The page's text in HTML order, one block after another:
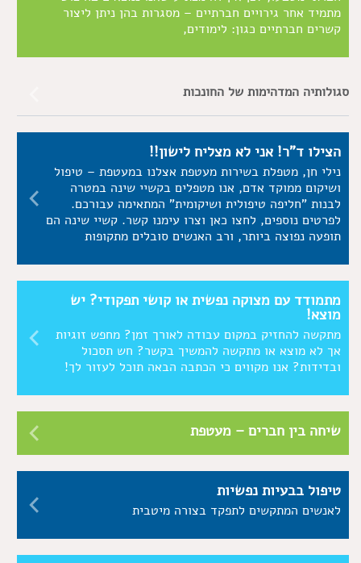
מתמיד אחר גירויים חברתיים – מסגרות בהן ניתן ליצור
קשרים חברתיים כגון: לימודים,
סגולותיה המדהימות של החונכות
הצילו ד"ר! אני לא מצליח לישון!!
נילי חן, מטפלת בשירות מעטפת אצלנו במעטפת – טיפול
ושיקום ממוקד אדם, אנו מטפלים בקשיי שינה במטרה
לבנות "חליפה טיפולית ושיקומית" המתאימה עבורכם.
לפרטים נוספים, לחצו כאן וצרו עימנו קשר. קשיי שינה הם
תופעה נפוצה ביותר, ורב האנשים סובלים מתקופות
מתמודד עם מצוקה נפשית או קושי תפקודי? יש
מוצא!
מתקשה להחזיק במקום עבודה לאורך זמן? מחפש זוגיות
אך לא מוצא או מתקשה להמשיך בקשר? חש תסכול
ובדידות? אנו מקווים כי הכתבה הבאה תוכל לעזור לך!
שיחה בין חברים – מעטפת
טיפול בבעיות נפשיות
לאנשים המתקשים לתפקד בצורה מיטבית